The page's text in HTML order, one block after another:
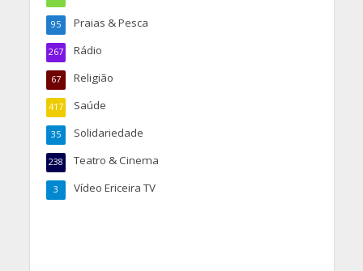
Praias & Pesca
95
Rádio
267
Religião
67
Saúde
417
Solidariedade
35
Teatro & Cinema
238
Vídeo Ericeira TV
3